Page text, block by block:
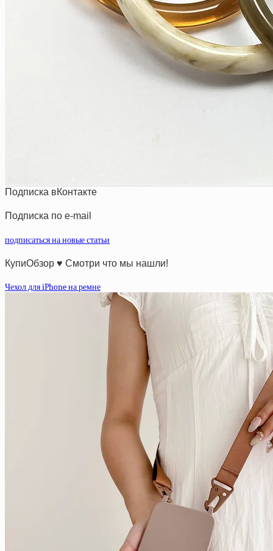
Подписка вКонтакте
Подписка по e-mail
подписаться на новые статьи
КупиОбзор ♥ Смотри что мы нашли!
Чехол для iPhone на ремне